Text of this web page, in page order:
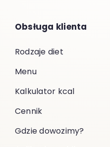
Obsługa klienta
Rodzaje diet
Menu
Kalkulator kcal
Cennik
Gdzie dowozimy?